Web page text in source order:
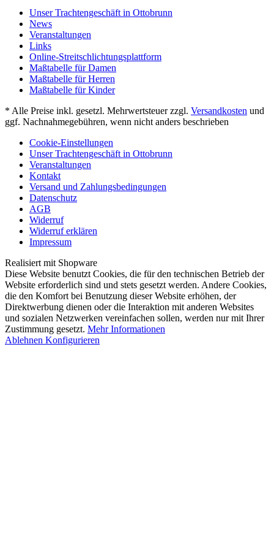
Unser Trachtengeschäft in Ottobrunn
News
Veranstaltungen
Links
Online-Streitschlichtungsplattform
Maßtabelle für Damen
Maßtabelle für Herren
Maßtabelle für Kinder
* Alle Preise inkl. gesetzl. Mehrwertsteuer zzgl. Versandkosten und
ggf. Nachnahmegebühren, wenn nicht anders beschrieben
Cookie-Einstellungen
Unser Trachtengeschäft in Ottobrunn
Veranstaltungen
Kontakt
Versand und Zahlungsbedingungen
Datenschutz
AGB
Widerruf
Widerruf erklären
Impressum
Realisiert mit Shopware
Diese Website benutzt Cookies, die für den technischen Betrieb der
Website erforderlich sind und stets gesetzt werden. Andere Cookies,
die den Komfort bei Benutzung dieser Website erhöhen, der
Direktwerbung dienen oder die Interaktion mit anderen Websites
und sozialen Netzwerken vereinfachen sollen, werden nur mit Ihrer
Zustimmung gesetzt. Mehr Informationen
Ablehnen Konfigurieren